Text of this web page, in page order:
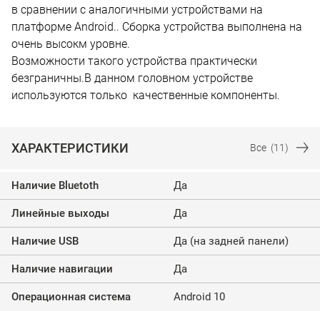
в сравнении с аналогичными устройствами на
платформе Android.. Сборка устройства выполнена на
очень высокм уровне.
Возможности такого устройства практически
безграничны.В данном головном устройстве
используются только качественные компоненты.
ХАРАКТЕРИСТИКИ Все (11)
Наличие Bluetoth Да
Линейные выходы Да
Наличие USB Да (на задней панели)
Наличие навигации Да
Операционная система Android 10